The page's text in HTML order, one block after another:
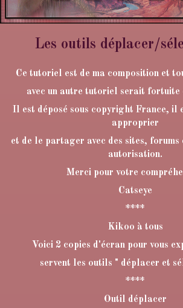
Les outils déplacer/
Ce tutoriel est de ma composition et
avec un autre tutoriel serait fortuite
Il est déposé sous copyright France, il
approprier
et de le partager avec des sites, forums
autorisation.
Merci pour votre
Catseye
****
Kikoo à tous
Voici 2 copies d'écran pour vous
servent les outils " déplacer et
****
Outil déplacer